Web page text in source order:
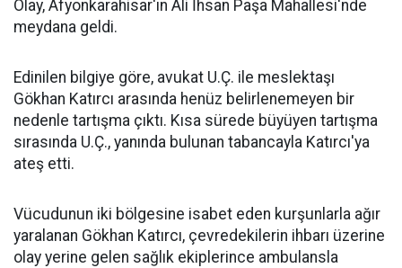
Olay, Afyonkarahisar'ın Ali İhsan Paşa Mahallesi'nde
meydana geldi.
Edinilen bilgiye göre, avukat U.Ç. ile meslektaşı
Gökhan Katırcı arasında henüz belirlenemeyen bir
nedenle tartışma çıktı. Kısa sürede büyüyen tartışma
sırasında U.Ç., yanında bulunan tabancayla Katırcı'ya
ateş etti.
Vücudunun iki bölgesine isabet eden kurşunlarla ağır
yaralanan Gökhan Katırcı, çevredekilerin ihbarı üzerine
olay yerine gelen sağlık ekiplerince ambulansla